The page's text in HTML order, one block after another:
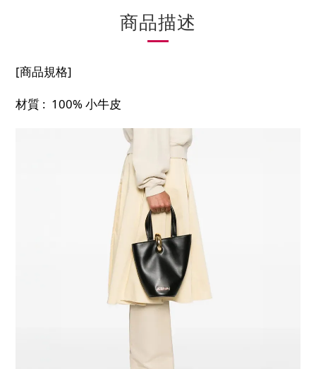
商品描述
[商品規格]
材質 : 100% 小牛皮